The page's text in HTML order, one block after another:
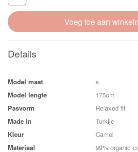
Voeg toe aan
Details
Model maat
s
Model lengte
175cm
Pasvorm
Relaxed fit
Made in
Turkije
Kleur
Camel
Materiaal
99% organic